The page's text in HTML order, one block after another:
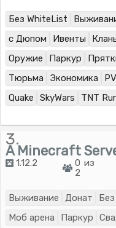
Без WhiteList
с Дюпом
Ивенты
Оружие
Паркур
Тюрьма
Экономика
Quake
SkyWars TNT
3.
A Minecraft
1.12.2
0 из
2
Выживание Донат
Моб арена
Паркур